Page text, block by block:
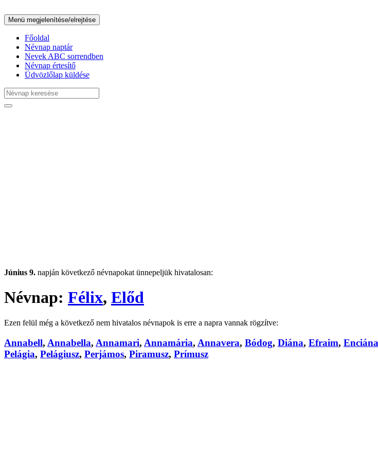
Menü megjelenítése/elrejtése
Főoldal
Névnap naptár
Nevek ABC sorrendben
Névnap értesítő
Üdvözlőlap küldése
Június 9. napján következő névnapokat ünnepeljük hivatalosan:
Névnap: Félix, Előd
Ezen felül még a következő nem hivatalos névnapok is erre a napra vannak rögzítve:
Annabell, Annabella, Annamari, Annamária, Annavera, Bódog, Diána, Efraim, Enciána
Pelágia, Pelágiusz, Perjámos, Piramusz, Prímusz